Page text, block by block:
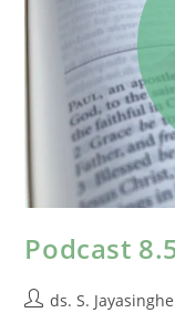
Podcast
ds. S. Jayasinghe